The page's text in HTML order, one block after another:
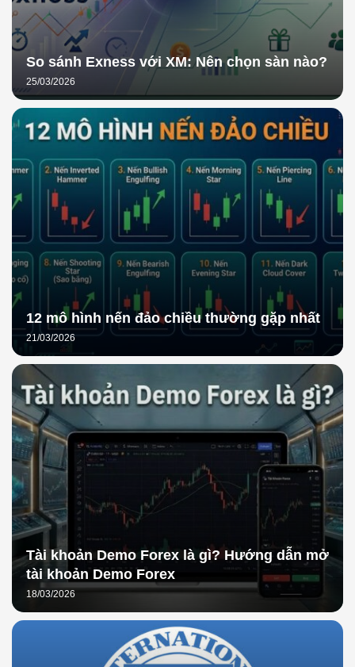
So sánh Exness với XM: Nên chọn sàn nào?
25/03/2026
12 mô hình nến đảo chiều thường gặp nhất
21/03/2026
Tài khoản Demo Forex là gì? Hướng dẫn mở
tài khoản Demo Forex
18/03/2026